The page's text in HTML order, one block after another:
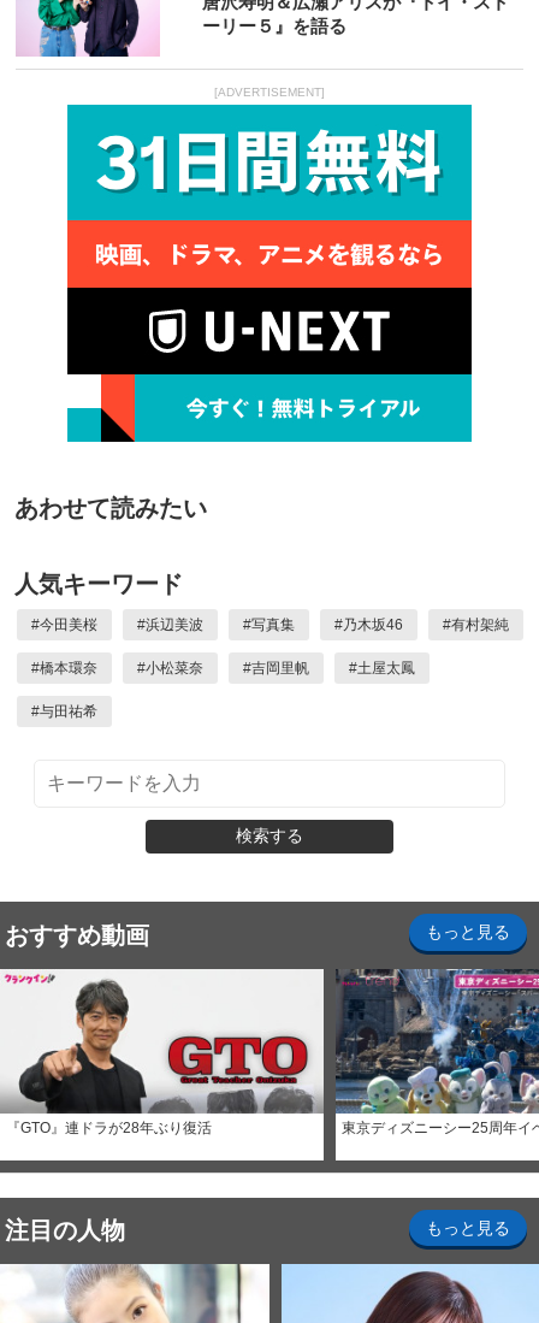
ーリー５』を語る
[ADVERTISEMENT]
あわせて読みたい
人気キーワード
#今田美桜 #浜辺美波 #写真集 #乃木坂46 #有村架純
#橋本環奈 #小松菜奈 #吉岡里帆 #土屋太鳳
#与田祐希
検索する
おすすめ動画 もっと見る
『GTO』連ドラが28年ぶり復活 東京ディズニーシー25周年イ
注目の人物 もっと見る